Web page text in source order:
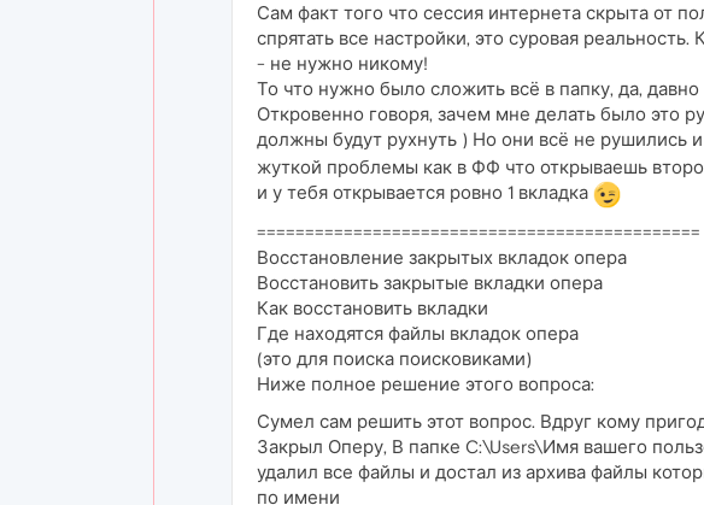
Сам факт того что сессия интернета скрыта от
спрятать все настройки, это суровая
- не нужно никому!
То что нужно было сложить всё в папку, да,
Откровенно говоря, зачем мне делать было это
должны будут рухнуть ) Но они всё не рушились
жуткой проблемы как в ФФ что открываешь
и у тебя открывается ровно 1 вкладка
==============================================
Восстановление закрытых вкладок опера
Восстановить закрытые вкладки опера
Как восстановить вкладки
Где находятся файлы вкладок опера
(это для поиска поисковиками)
Ниже полное решение этого вопроса:
Сумел сам решить этот вопрос. Вдруг кому
Закрыл Оперу, В папке C:\Users\Имя вашего
удалил все файлы и достал из архива файлы
по имени